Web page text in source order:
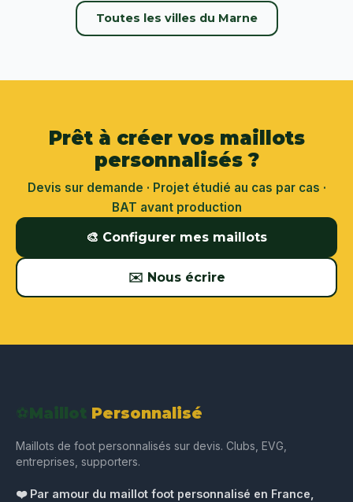
Toutes les villes du Marne
Prêt à créer vos maillots
personnalisés ?
Devis sur demande · Projet étudié au cas par cas ·
BAT avant production
🎨 Configurer mes maillots
✉️ Nous écrire
⚽Maillot Personnalisé
Maillots de foot personnalisés sur devis. Clubs, EVG,
entreprises, supporters.
❤️ Par amour du maillot foot personnalisé en France,